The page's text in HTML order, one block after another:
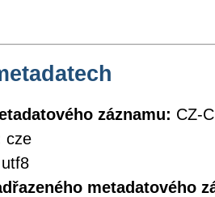
záznamu: CZ-
cze
utf8
metadatového